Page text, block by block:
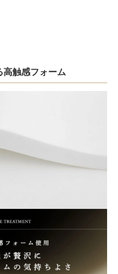
高触感フォーム